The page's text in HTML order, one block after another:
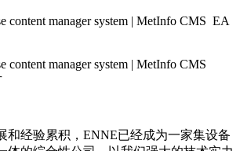
EA
和经验累积，ENNE已经成为一家集设备